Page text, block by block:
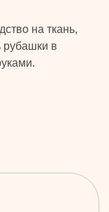
на ткань,
рубашки в